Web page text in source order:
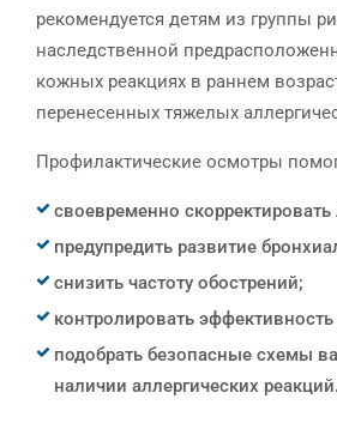
рекомендуется детям из группы
наследственной
кожных реакциях в раннем
перенесенных тяжелых
Профилактические осмотры
своевременно скорректировать
предупредить развитие
снизить частоту обострений;
контролировать эффективность
подобрать безопасные схемы
наличии аллергических реакций.